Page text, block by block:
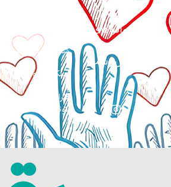
حمایت از
خانواده‌های
نیازمند و
بی‌سرپرست
شماره حساب ها
همکاری داوطلبانه
طراحی سایت:
کوثرگرافیک